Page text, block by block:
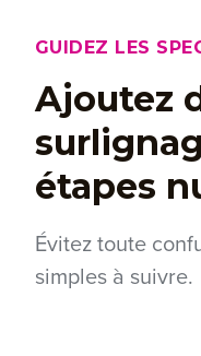
GUIDEZ LES
Ajoutez
étapes
Évitez toute
simples à suivre.